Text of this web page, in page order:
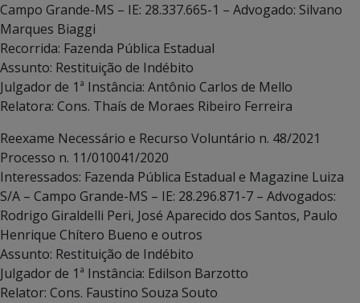
Campo Grande-MS – IE: 28.337.665-1 – Advogado: Silvano
Marques Biaggi
Recorrida: Fazenda Pública Estadual
Assunto: Restituição de Indébito
Julgador de 1ª Instância: Antônio Carlos de Mello
Relatora: Cons. Thaís de Moraes Ribeiro Ferreira
Reexame Necessário e Recurso Voluntário n. 48/2021
Processo n. 11/010041/2020
Interessados: Fazenda Pública Estadual e Magazine Luiza
S/A – Campo Grande-MS – IE: 28.296.871-7 – Advogados:
Rodrigo Giraldelli Peri, José Aparecido dos Santos, Paulo
Henrique Chítero Bueno e outros
Assunto: Restituição de Indébito
Julgador de 1ª Instância: Edilson Barzotto
Relator: Cons. Faustino Souza Souto